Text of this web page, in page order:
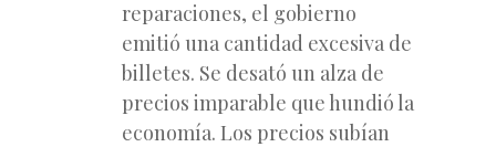
reparaciones, el gobierno
emitió una cantidad excesiva de
billetes. Se desató un alza de
precios imparable que hundió la
economía. Los precios subían